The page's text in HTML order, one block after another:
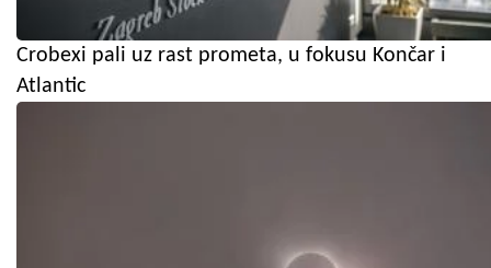
Crobexi pali uz rast prometa, u fokusu Končar i
Atlantic